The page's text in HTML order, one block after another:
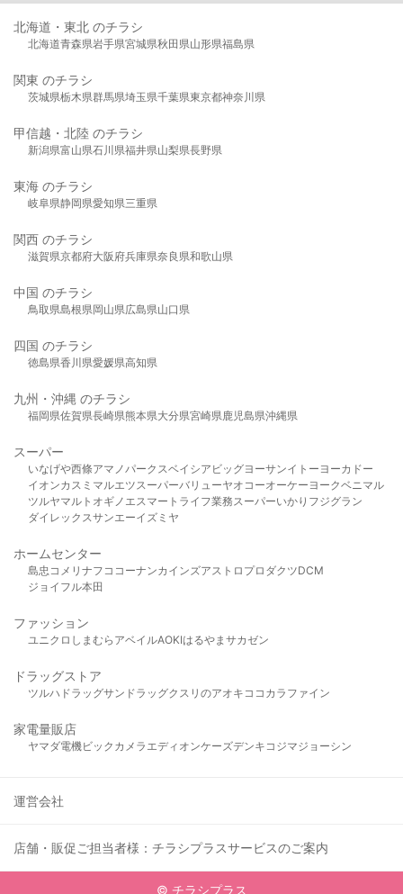
北海道・東北 のチラシ
北海道青森県岩手県宮城県秋田県山形県福島県
関東 のチラシ
茨城県栃木県群馬県埼玉県千葉県東京都神奈川県
甲信越・北陸 のチラシ
新潟県富山県石川県福井県山梨県長野県
東海 のチラシ
岐阜県静岡県愛知県三重県
関西 のチラシ
滋賀県京都府大阪府兵庫県奈良県和歌山県
中国 のチラシ
鳥取県島根県岡山県広島県山口県
四国 のチラシ
徳島県香川県愛媛県高知県
九州・沖縄 のチラシ
福岡県佐賀県長崎県熊本県大分県宮崎県鹿児島県沖縄県
スーパー
いなげや西條アマノパークスベイシア ビッグヨーサンイトーヨーカドー
イオンカスミ マルエツスーパーバリューヤオコーオーケー ヨークベニマル
ツルヤマルト オギノ エスマート ライフ業務スーパーいかり フジグラン
ダイレックスサンエーイズミヤ
ホームセンター
島忠 コメリ ナフコ コーナンカインズアストロプロダクツDCM
ジョイフル本田
ファッション
ユニクロ しまむら アベイルAOKIはるやま サカゼン
ドラッグストア
ツルハドラッグサンドラッグクスリのアオキ ココカラファイン
家電量販店
ヤマダ電機ビックカメラ エディオンケーズデンキ コジマジョーシン
運営会社
店舗・販促ご担当者様：チラシプラスサービスのご案内
© チラシプラス